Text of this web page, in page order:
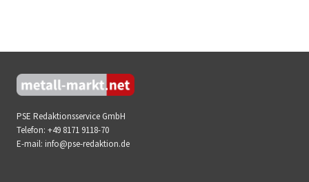
PSE Redaktionsservice GmbH
Telefon: +49 8171 9118-70
E-mail: info@pse-redaktion.de